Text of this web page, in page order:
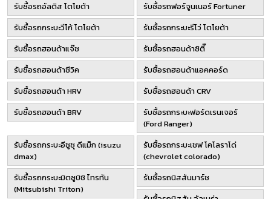
รับซื้อรถอัลติส โตโยต้า
รับซื้อรถฟอร์จูนเนอร์ Fortuner
รับซื้อรถกระบะวีโก้ โตโยต้า
รับซื้อรถกระบะรีโว่ โตโยต้า
รับซื้อรถฮอนด้าแจ๊ซ
รับซื้อรถฮอนด้าซิตี๊
รับซื้อรถฮอนด้าซีวิค
รับซื้อรถฮอนด้าแอคคอร์ด
รับซื้อรถฮอนด้า HRV
รับซื้อรถฮอนด้า CRV
รับซื้อรถฮอนด้า BRV
รับซื้อรถกระบะฟอร์ดเรนเจอร์
(Ford Ranger)
รับซื้อรถกระบะอีซูซุ ดีแม็ก (isuzu
dmax)
รับซื้อรถกระบะเชฟ โคโลราโด่
(chevrolet colorado)
รับซื้อรถกระบะมิตซูบิชิ ไทรทัน
(Mitsubishi Triton)
รับซื้อรถนิสสันมาร์ช